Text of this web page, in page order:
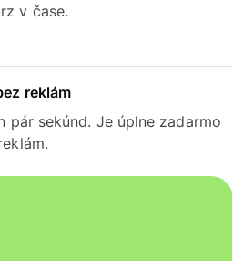
v čase.
reklám
pár sekúnd. Je úplne zadarmo